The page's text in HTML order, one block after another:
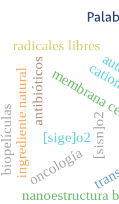
[sige]o2 [sisn]o2
antibióticos
nanoestructura
radicales libres
ingrediente natural
biopelículas oncología